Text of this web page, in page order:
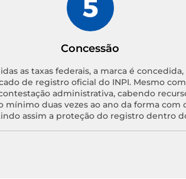
Concessão
as taxas federais, a marca é
de registro oficial do INPI. Mesmo
administrativa, cabendo
mínimo duas vezes ao ano da forma
assim a proteção do registro dentro